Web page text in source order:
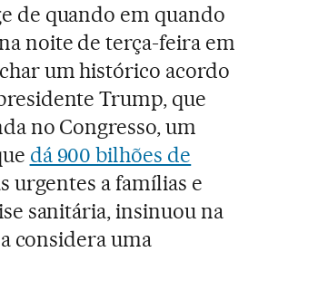
de quando em quando
noite de terça-feira em
um histórico acordo
Trump, que
no Congresso, um
dá 900 bilhões de
urgentes a famílias e
sanitária, insinuou na
considera uma